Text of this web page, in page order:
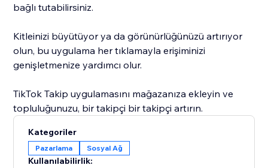
bağlı tutabilirsiniz.
Kitleinizi büyütüyor ya da görünürlüğünüzü artırıyor
olun, bu uygulama her tıklamayla erişiminizi
genişletmenize yardımcı olur.
TikTok Takip uygulamasını mağazanıza ekleyin ve
topluluğunuzu, bir takipçi bir takipçi artırın.
Kategoriler
Pazarlama Sosyal Ağ
Kullanılabilirlik: